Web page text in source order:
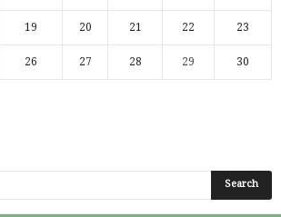
19 20 21 22 23
26 27 28 29 30